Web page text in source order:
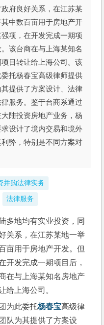
府良好关系，在江苏某
中数百亩用于房地产开
项，在开发完成一期项
该台商在与上海某知名
目转让给上海公司。该
委托杨春宝高级律师提供
提供了方案设计、法律
服务。鉴于台商系通过
陆投资房地产业务，杨
设计了境内交易和境外
弊，特别是不同方案对
并购法律实务
法律服务
多地均有实业投资，同
关系，在江苏某地一举
亩用于房地产开发。但
开发完成一期项目后，
在与上海某知名房地产
给上海公司。
为此委托杨春宝高级律
队为其提供了方案设